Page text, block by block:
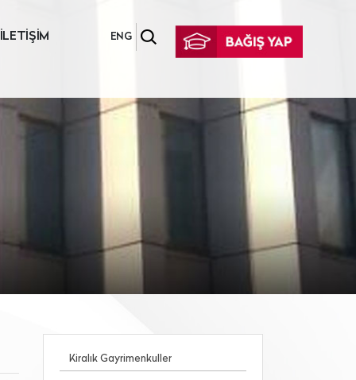
İLETİŞİM ENG
Kiralık Gayrimenkuller